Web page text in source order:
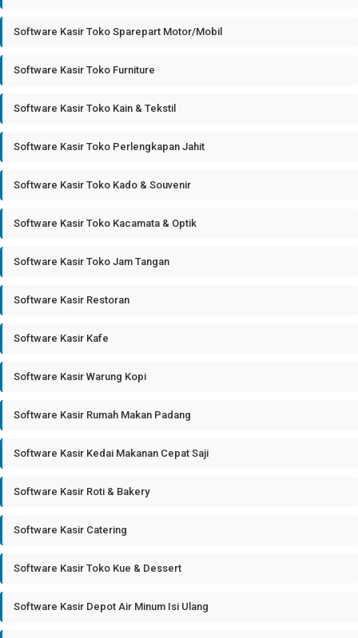
Software Kasir Toko Sparepart Motor/Mobil
Software Kasir Toko Furniture
Software Kasir Toko Kain & Tekstil
Software Kasir Toko Perlengkapan Jahit
Software Kasir Toko Kado & Souvenir
Software Kasir Toko Kacamata & Optik
Software Kasir Toko Jam Tangan
Software Kasir Restoran
Software Kasir Kafe
Software Kasir Warung Kopi
Software Kasir Rumah Makan Padang
Software Kasir Kedai Makanan Cepat Saji
Software Kasir Roti & Bakery
Software Kasir Catering
Software Kasir Toko Kue & Dessert
Software Kasir Depot Air Minum Isi Ulang